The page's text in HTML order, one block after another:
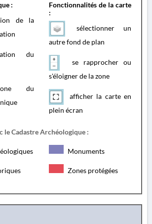
:
de la
du
du
Fonctionnalités de la carte
:
sélectionner un
autre fond de plan
se rapprocher ou
s'éloigner de la zone
afficher la carte en
plein écran
le Cadastre Archéologique :
Monuments
Zones protégées